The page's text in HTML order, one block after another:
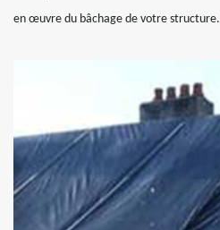
en œuvre du bâchage de votre structure.